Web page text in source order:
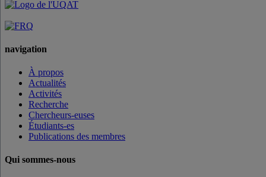
navigation
À propos
Actualités
Activités
Recherche
Chercheurs-euses
Étudiants-es
Publications des membres
Qui sommes-nous